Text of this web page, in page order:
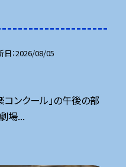
日 2026/08/05
ンクール」の午後の部
場...